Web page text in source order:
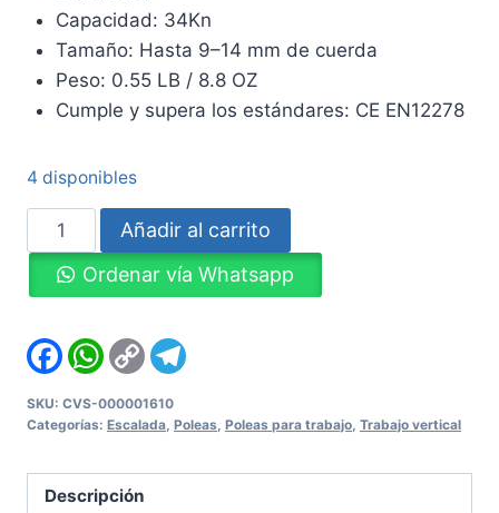
Capacidad: 34Kn
Tamaño: Hasta 9–14 mm de cuerda
Peso: 0.55 LB / 8.8 OZ
Cumple y supera los estándares: CE EN12278
4 disponibles
Polea
Simple
Strux
cantidad
Añadir al carrito
Ordenar vía Whatsapp
FacebookWhatsApp
Copy
Link
SKU: CVS-000001610
Categorías: Escalada, Poleas, Poleas para trabajo, Trabajo vertical
Descripción